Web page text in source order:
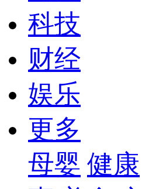
科技
财经
娱乐
更多
母婴 健康